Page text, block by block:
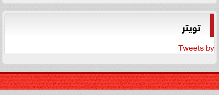
تويتر
Tweets by